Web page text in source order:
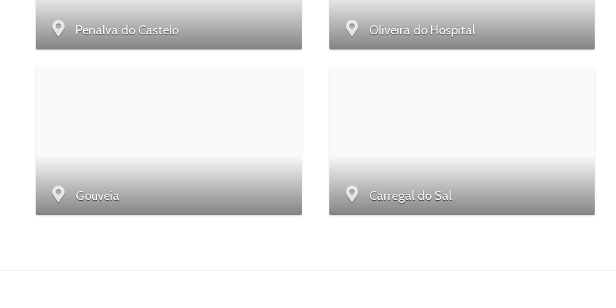
Penalva do Castelo Oliveira do Hospital
Gouveia Carregal do Sal